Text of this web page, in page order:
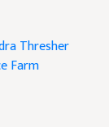
Thresher
Farm